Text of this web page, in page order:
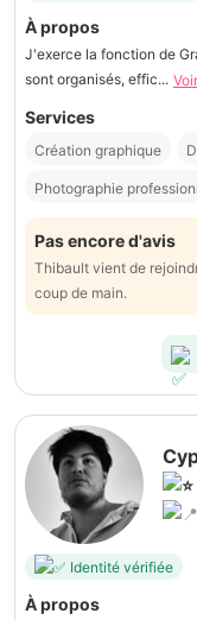
À propos
J'exerce la fonction de
sont organisés, effic...
Services
Création graphique
Photographie
Pas encore d'avis
Thibault vient de
coup de main.
Identité vérifiée
À propos